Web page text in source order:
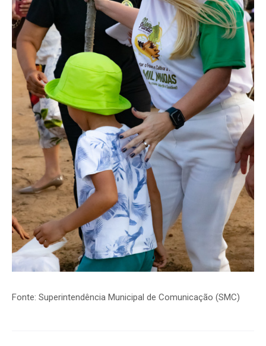
Fonte: Superintendência Municipal de Comunicação (SMC)